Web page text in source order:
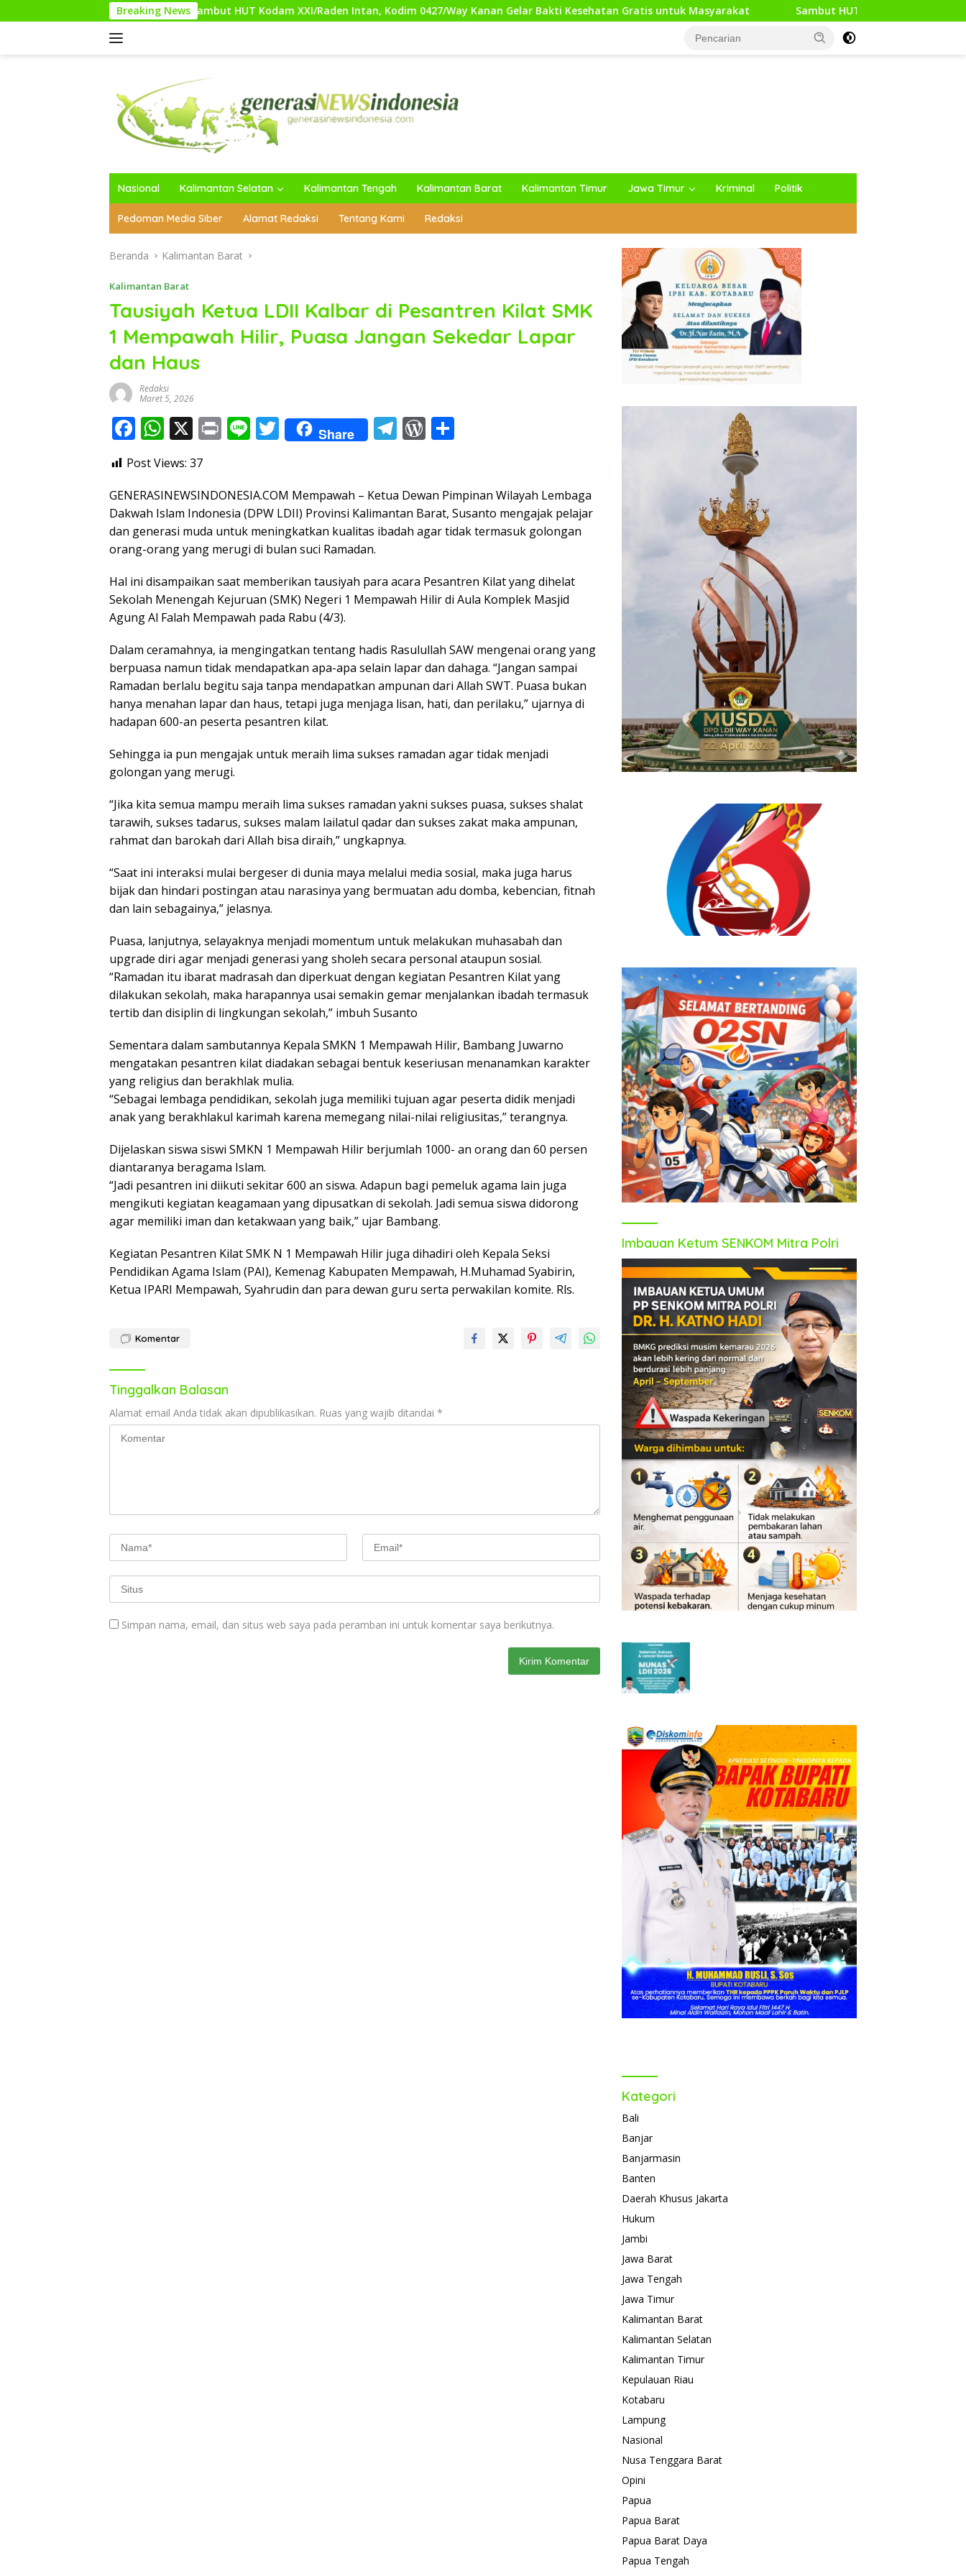
ke
Breaking News
Sambut HUT Kodam XXI/Raden Intan, Kodim 0427/Way Kanan Gelar Bakti Kesehatan Gratis untuk Masyarakat Sambut HUT RI Ke-81, Media Generasi News
Nasional Kalimantan Selatan Kalimantan Tengah Kalimantan Barat Kalimantan Timur Jawa Timur Kriminal Politik
Pedoman Media Siber Alamat Redaksi Tentang Kami Redaksi
Beranda Kalimantan Barat
Kalimantan Barat
Tausiyah Ketua LDII Kalbar di Pesantren Kilat SMK
1 Mempawah Hilir, Puasa Jangan Sekedar Lapar
dan Haus
Redaksi
Maret 5, 2026
F
ac
e
b
o
o
k
W
at
s
A
p
p
X Pr Li T
w
er
Share T
gr
a
m
W
Pr
e
ss
e
Post Views: 37
GENERASINEWSINDONESIA.COM Mempawah – Ketua Dewan Pimpinan Wilayah Lembaga
Dakwah Islam Indonesia (DPW LDII) Provinsi Kalimantan Barat, Susanto mengajak pelajar
dan generasi muda untuk meningkatkan kualitas ibadah agar tidak termasuk golongan
orang-orang yang merugi di bulan suci Ramadan.
Hal ini disampaikan saat memberikan tausiyah para acara Pesantren Kilat yang dihelat
Sekolah Menengah Kejuruan (SMK) Negeri 1 Mempawah Hilir di Aula Komplek Masjid
Agung Al Falah Mempawah pada Rabu (4/3).
Dalam ceramahnya, ia mengingatkan tentang hadis Rasulullah SAW mengenai orang yang
berpuasa namun tidak mendapatkan apa-apa selain lapar dan dahaga. “Jangan sampai
Ramadan berlalu begitu saja tanpa mendapatkan ampunan dari Allah SWT. Puasa bukan
hanya menahan lapar dan haus, tetapi juga menjaga lisan, hati, dan perilaku,” ujarnya di
hadapan 600-an peserta pesantren kilat.
Sehingga ia pun mengajak untuk meraih lima sukses ramadan agar tidak menjadi
golongan yang merugi.
“Jika kita semua mampu meraih lima sukses ramadan yakni sukses puasa, sukses shalat
tarawih, sukses tadarus, sukses malam lailatul qadar dan sukses zakat maka ampunan,
rahmat dan barokah dari Allah bisa diraih,” ungkapnya.
“Saat ini interaksi mulai bergeser di dunia maya melalui media sosial, maka juga harus
bijak dan hindari postingan atau narasinya yang bermuatan adu domba, kebencian, fitnah
dan lain sebagainya,” jelasnya.
Puasa, lanjutnya, selayaknya menjadi momentum untuk melakukan muhasabah dan
upgrade diri agar menjadi generasi yang sholeh secara personal ataupun sosial.
“Ramadan itu ibarat madrasah dan diperkuat dengan kegiatan Pesantren Kilat yang
dilakukan sekolah, maka harapannya usai semakin gemar menjalankan ibadah termasuk
tertib dan disiplin di lingkungan sekolah,” imbuh Susanto
Sementara dalam sambutannya Kepala SMKN 1 Mempawah Hilir, Bambang Juwarno
mengatakan pesantren kilat diadakan sebagai bentuk keseriusan menanamkan karakter
yang religius dan berakhlak mulia.
“Sebagai lembaga pendidikan, sekolah juga memiliki tujuan agar peserta didik menjadi
anak yang berakhlakul karimah karena memegang nilai-nilai religiusitas,” terangnya.
Dijelaskan siswa siswi SMKN 1 Mempawah Hilir berjumlah 1000- an orang dan 60 persen
diantaranya beragama Islam.
“Jadi pesantren ini diikuti sekitar 600 an siswa. Adapun bagi pemeluk agama lain juga
mengikuti kegiatan keagamaan yang dipusatkan di sekolah. Jadi semua siswa didorong
agar memiliki iman dan ketakwaan yang baik,” ujar Bambang.
Kegiatan Pesantren Kilat SMK N 1 Mempawah Hilir juga dihadiri oleh Kepala Seksi
Pendidikan Agama Islam (PAI), Kemenag Kabupaten Mempawah, H.Muhamad Syabirin,
Ketua IPARI Mempawah, Syahrudin dan para dewan guru serta perwakilan komite. Rls.
Komentar
Tinggalkan Balasan
Alamat email Anda tidak akan dipublikasikan. Ruas yang wajib ditandai *
Simpan nama, email, dan situs web saya pada peramban ini untuk komentar saya berikutnya.
Imbauan Ketum SENKOM Mitra Polri
Kategori
Bali
Banjar
Banjarmasin
Banten
Daerah Khusus Jakarta
Hukum
Jambi
Jawa Barat
Jawa Tengah
Jawa Timur
Kalimantan Barat
Kalimantan Selatan
Kalimantan Timur
Kepulauan Riau
Kotabaru
Lampung
Nasional
Nusa Tenggara Barat
Opini
Papua
Papua Barat
Papua Barat Daya
Papua Tengah